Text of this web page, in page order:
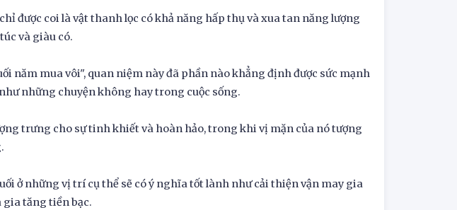
được coi là vật thanh lọc có khả năng hấp thụ và xua tan năng lượng
và giàu có.
năm mua vôi", quan niệm này đã phần nào khẳng định được sức mạnh
những chuyện không hay trong cuộc sống.
trưng cho sự tinh khiết và hoàn hảo, trong khi vị mặn của nó tượng
ở những vị trí cụ thể sẽ có ý nghĩa tốt lành như cải thiện vận may gia
gia tăng tiền bạc.